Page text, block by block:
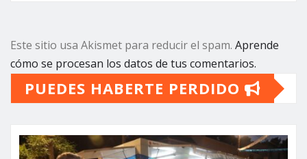
Este sitio usa Akismet para reducir el spam. Aprende
cómo se procesan los datos de tus comentarios.
PUEDES HABERTE PERDIDO